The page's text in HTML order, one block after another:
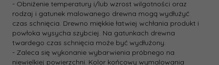
- Obniżenie temperatury i/lub wzrost wilgotności oraz
rodzaj i gatunek malowanego drewna mogą wydłużyć
czas schnięcia. Drewno miękkie łatwiej wchłania produkt i
powłoka wysycha szybciej. Na gatunkach drewna
twardego czas schnięcia może być wydłużony.
- Zaleca się wykonanie wybarwienia próbnego na
niewielkiej powierzchni. Kolor końcowy wymalowania